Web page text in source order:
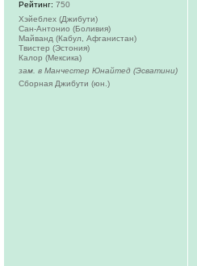
Рейтинг: 750
Хэйеблех (Джибути)
Сан-Антонио (Боливия)
Майванд (Кабул, Афганистан)
Твистер (Эстония)
Калор (Мексика)
зам. в Манчестер Юнайтед (Эсватини)
Сборная Джибути (юн.)